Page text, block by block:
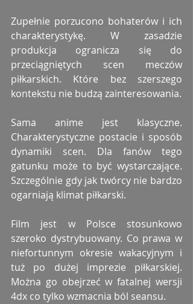
Zupełnie porzucono bohaterów i ich
charakterystykę. W zasadzie
produkcja ogranicza się do
przeciągniętych scen meczów
piłkarskich. Które bez szerszego
kontekstu nie budzą zainteresowania.
Sama anime jest klasyczne.
Charakterystyczne postacie i sposób
dynamiki scen. Dla fanów tego
gatunku może to być wystarczające.
Szczególnie gdy jak twórcy nie bardzo
ogarniają klimat piłkarski.
Film jest w Polsce stosunkowo
szeroko dystrybuowany. Co prawa w
niefortunnym okresie wakacyjnym i
tuż po dużej imprezie piłkarskiej.
Można go obejrzeć w fatalnej wersji
4dx co tylko wzmacnia ból seansu.